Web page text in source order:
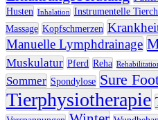
Husten Inhalation Instrumentelle
Massage Kopfschmerzen
Manuelle Lymphdrainage
Muskulatur Pferd Reha
Sommer Spondylose Sure
Tierphysiotherapie